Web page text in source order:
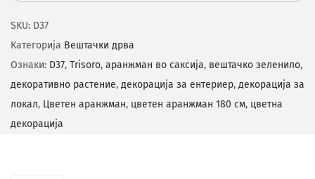
SKU: D37
Категорија Вештачки дрва
Ознаки: D37, Trisoro, аранжман во саксија, вештачко зеленило,
декоративно растение, декорација за ентериер, декорација за
локал, Цветен аранжман, цветен аранжман 180 см, цветна
декорација